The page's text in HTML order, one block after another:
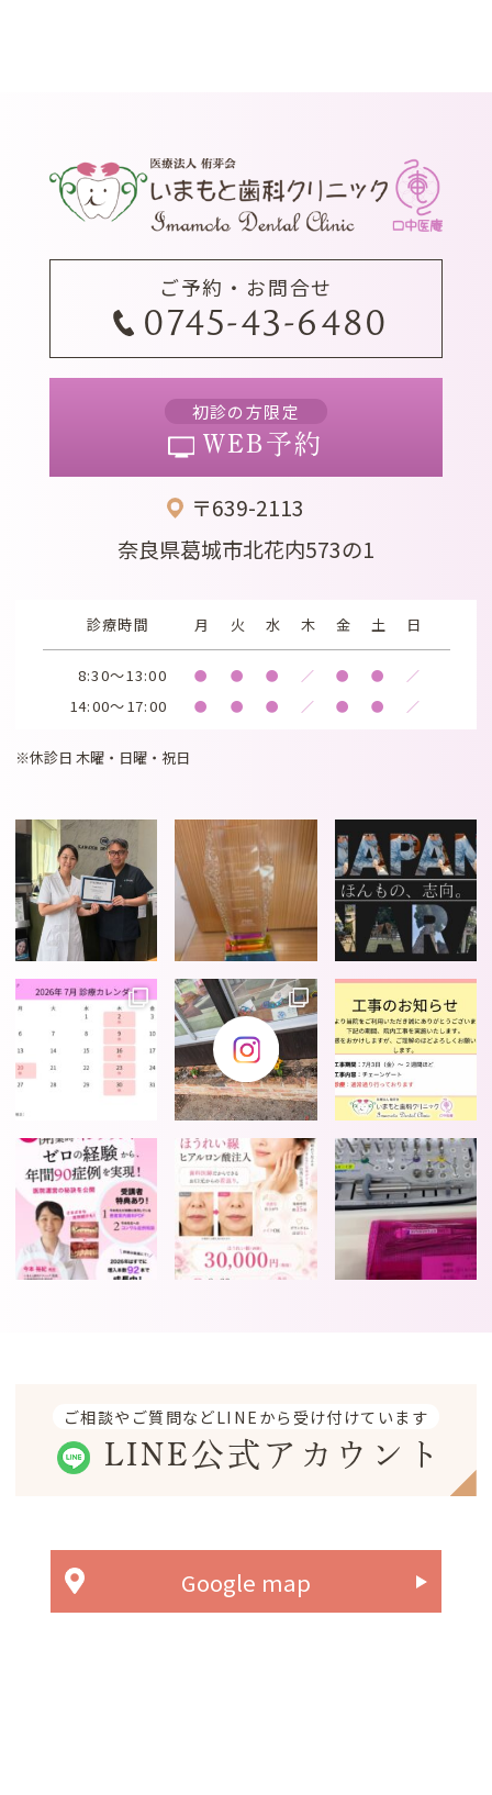
ご予約・お問合せ
0745-43-6480
初診の方限定
WEB予約
〒639-2113
奈良県葛城市北花内573の1
診療時間 月 火 水 木 金 土 日
8:30～13:00 ● ● ● ／ ● ● ／
14:00～17:00 ● ● ● ／ ● ● ／
※休診日 木曜・日曜・祝日
ご相談やご質問などLINEから受け付けています
LINE公式アカウント
Google map